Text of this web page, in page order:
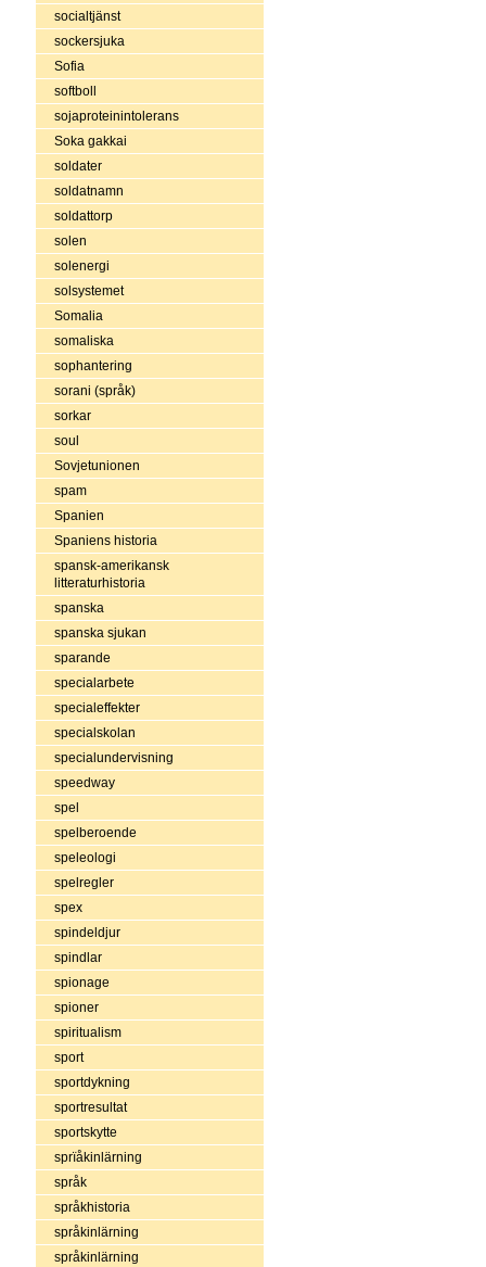
socialtjänst
sockersjuka
Sofia
softboll
sojaproteinintolerans
Soka gakkai
soldater
soldatnamn
soldattorp
solen
solenergi
solsystemet
Somalia
somaliska
sophantering
sorani (språk)
sorkar
soul
Sovjetunionen
spam
Spanien
Spaniens historia
spansk-amerikansk
litteraturhistoria
spanska
spanska sjukan
sparande
specialarbete
specialeffekter
specialskolan
specialundervisning
speedway
spel
spelberoende
speleologi
spelregler
spex
spindeldjur
spindlar
spionage
spioner
spiritualism
sport
sportdykning
sportresultat
sportskytte
sprïåkinlärning
språk
språkhistoria
språkinlärning
språkinlärning